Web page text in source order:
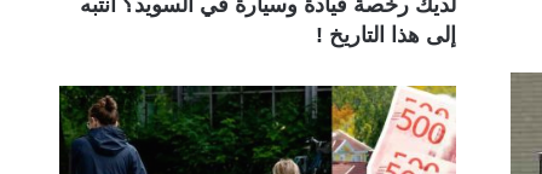
لديك رخصة قيادة وسيارة في السويد؟ انتبه
إلى هذا التاريخ !